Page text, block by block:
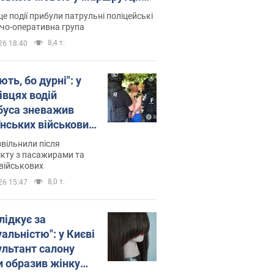
склала адмінпротокол.
події прибули патрульні поліцейські
оперативна група
18:40 8,4 т.
бо дурні": у
водій
зневажив
військових
Відео
після
з пасажирами та
15:47 8,0 т.
за
у Києві
салону
образив жінку